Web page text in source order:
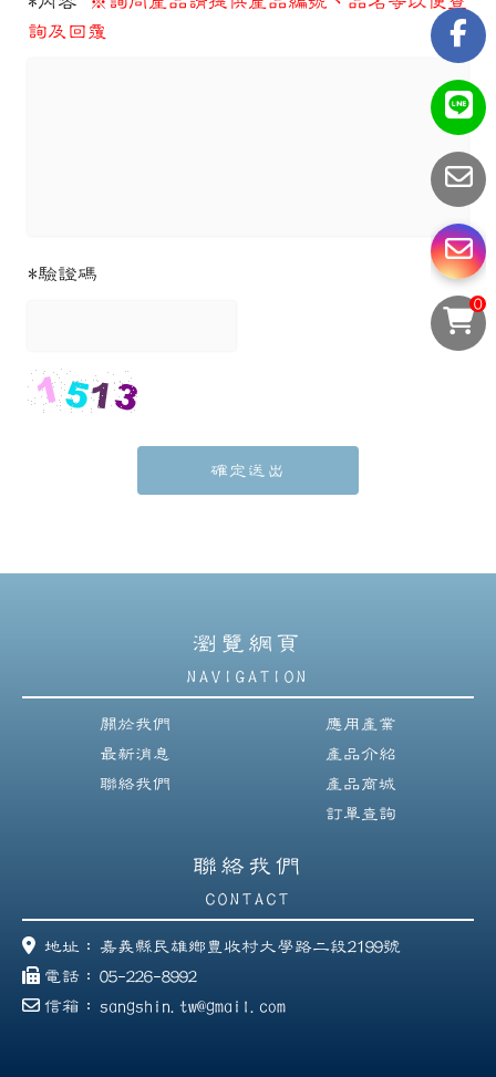
詢及回覆
*驗證碼
確定送出
瀏覽網頁
NAVIGATION
關於我們
最新消息
聯絡我們
應用產業
產品介紹
產品商城
訂單查詢
聯絡我們
CONTACT
地址：
嘉義縣民雄鄉豊收村大學路二段2199號
電話： 05-226-8992
信箱：
sangshin.tw@gmail.com
0